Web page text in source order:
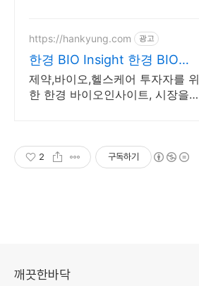
이합니다
https://hankyung.com 광고
한경 BIO Insight 한경 BIO
Insight
제약,바이오,헬스케어 투자자를 위
한 한경 바이오인사이트, 시장을
2 구독하기
깨끗한바닥